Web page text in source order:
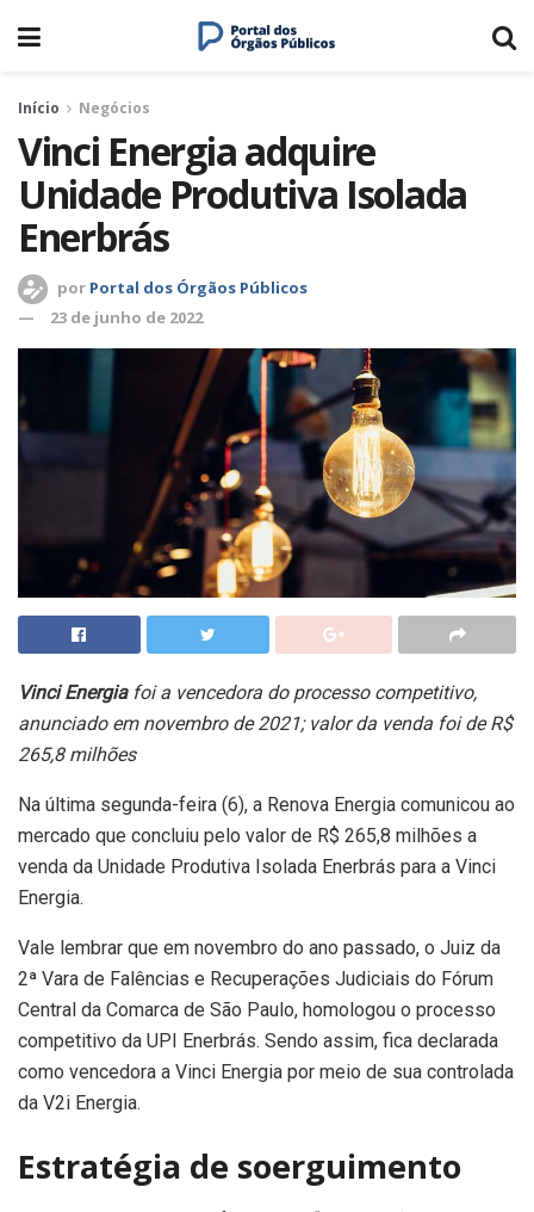
Início Negócios
Vinci Energia adquire
Unidade Produtiva Isolada
Enerbrás
por Portal dos Órgãos Públicos
23 de junho de 2022
Vinci Energiafoi a vencedora do processo competitivo,
anunciado em novembro de 2021; valor da venda foi de R$
265,8 milhões
Na última segunda-feira (6), a Renova Energia comunicou ao
mercado que concluiu pelo valor de R$ 265,8 milhões a
venda da Unidade Produtiva Isolada Enerbrás para a Vinci
Energia.
Vale lembrar que em novembro do ano passado, o Juiz da
2ª Vara de Falências e Recuperações Judiciais do Fórum
Central da Comarca de São Paulo, homologou o processo
competitivo da UPI Enerbrás. Sendo assim, fica declarada
como vencedora a Vinci Energia por meio de sua controlada
da V2i Energia.
Estratégia de soerguimento